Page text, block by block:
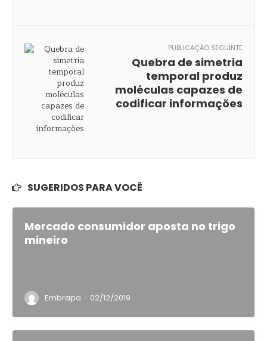
PUBLICAÇÃO SEGUINTE
Quebra de simetria
temporal produz
moléculas capazes de
codificar informações
SUGERIDOS PARA VOCÊ
Mercado consumidor aposta no trigo
mineiro
Embrapa · 02/12/2019